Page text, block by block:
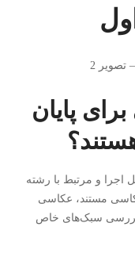
پایان
اجرا و مرتبط با رشته
مستند، عکاسی
بررسی سبک‌های خاص